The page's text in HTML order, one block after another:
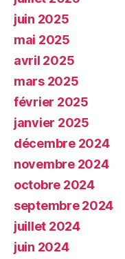
juin 2025
mai 2025
avril 2025
mars 2025
février 2025
janvier 2025
décembre 2024
novembre 2024
octobre 2024
septembre 2024
juillet 2024
juin 2024